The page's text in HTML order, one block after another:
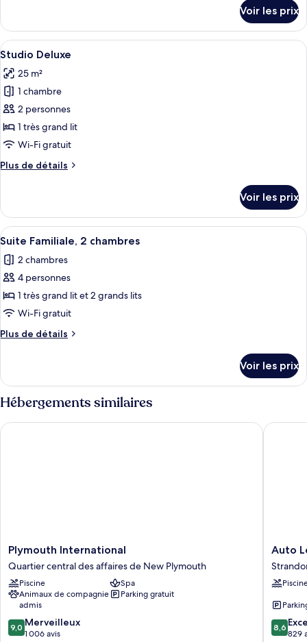
Studio
Deluxe,
2
grands
lits
le
type
de
Studio
Deluxe,
grands
lits
Voir les prix
Afficher
toutes
les
photos
pour
ce
type
chambre :
Une chambre d’hôtel comprenant
10
Studio Deluxe
25 m²
1 chambre
2 personnes
1 très grand lit
Wi-Fi gratuit
Plus de détails
Plus
le
type
de
Studio
Deluxe
Voir les prix
Afficher
toutes
les
photos
pour
ce
type
de
Suite
Familiale,
2
chambres
Un salon moderne avec un canapé
1
Suite Familiale, 2 chambres
2 chambres
4 personnes
1 très grand lit et 2 grands lits
Wi-Fi gratuit
Plus de détails
Plus
le
type
de
Suite
Voir les prix
Hébergements similaires
Plymouth
International
Quartier
central
des
affaires
de
New
Plymouth International
Quartier central des affaires de New Plymouth
Piscine
Spa
Animaux de compagnie
admis
Parking gratuit
9.0
sur
9,0 Merveilleux
1 006 avis
Plymouth International
Auto
Lodge
Motor
Inn
Auto
8.6
sur
8,6
829
Auto